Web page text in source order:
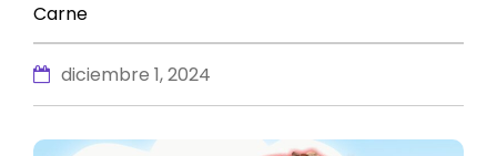
Carne
diciembre 1, 2024